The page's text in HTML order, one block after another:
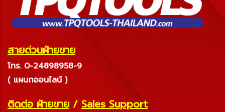
สายด่วนฝ่ายขาย
โทร. 0-24898958-9
( แผนกออนไลน์ )
ติดต่อ ฝ่ายขาย / Sales Support